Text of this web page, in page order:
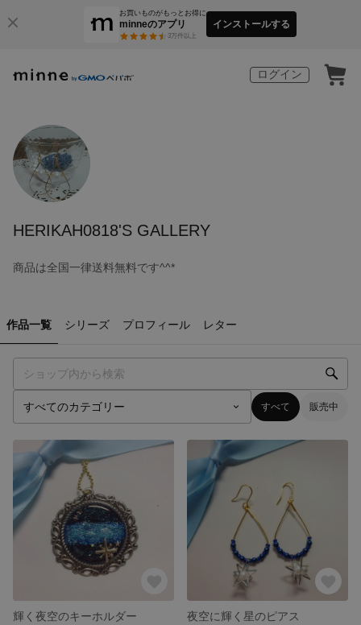
お買いものがもっとお得に
minneのアプリ
3万件以上
インストールする
ログイン
HERIKAH0818'S GALLERY
商品は全国一律送料無料です^^*
作品一覧 シリーズ プロフィール レター
すべて 販売中
輝く夜空のキーホルダー
夜空に輝く星のピアス